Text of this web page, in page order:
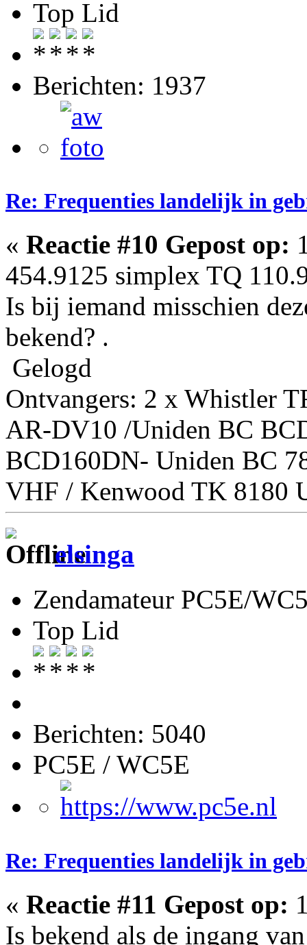
Top Lid
Berichten: 1937
Re: Frequenties landelijk in
« Reactie #10 Gepost op:
454.9125 simplex TQ
Is bij iemand misschien
bekend? .
Gelogd
Ontvangers: 2 x Whistler
AR-DV10 /Uniden BC
BCD160DN- Uniden BC
VHF / Kenwood TK 8180
elsinga
Zendamateur PC5E/
Top Lid
Berichten: 5040
PC5E / WC5E
Re: Frequenties landelijk in
« Reactie #11 Gepost op:
Is bekend als de ingang